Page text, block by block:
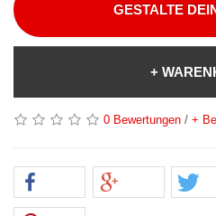
GESTALTE
+
0 Bewertungen / +